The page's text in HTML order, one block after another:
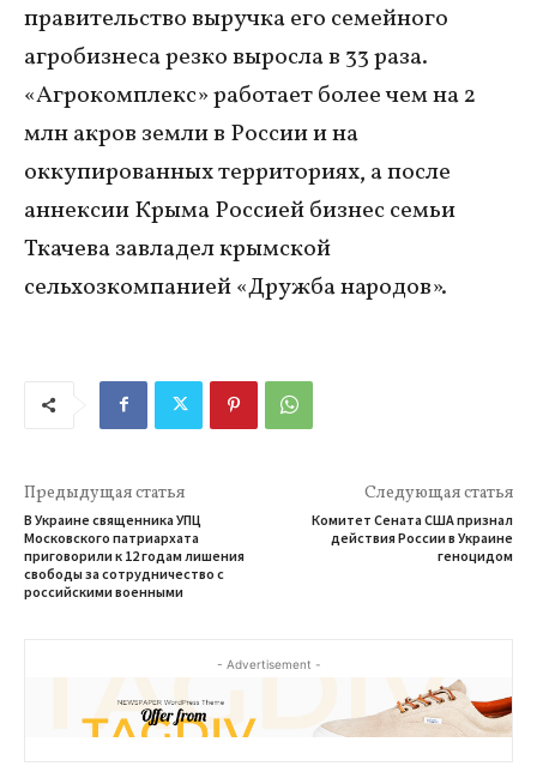
правительство выручка его семейного
агробизнеса резко выросла в 33 раза.
«Агрокомплекс» работает более чем на 2
млн акров земли в России и на
оккупированных территориях, а после
аннексии Крыма Россией бизнес семьи
Ткачева завладел крымской
сельхозкомпанией «Дружба народов».
Предыдущая статья
В Украине священника УПЦ
Московского патриархата
приговорили к 12 годам лишения
свободы за сотрудничество с
российскими военными
Следующая статья
Комитет Сената США признал
действия России в Украине
геноцидом
- Advertisement -